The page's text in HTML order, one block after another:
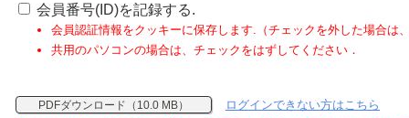
会員番号(ID)を記録する.
会員認証情報をクッキーに保存します.（チェックを外した場合は
共用のパソコンの場合は、チェックをはずしてください．
PDFダウンロード（10.0 MB）
ログインできない方はこちら